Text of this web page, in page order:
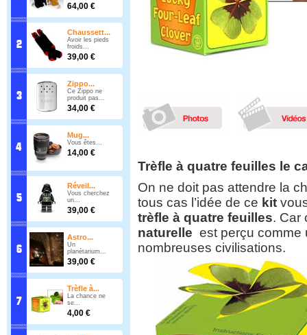
64,00 €
Chaussett...
Avoir les pieds
froids...
39,00 €
Zippo...
Ce Zippo ne
produit pas...
34,00 €
Mug...
Vous êtes...
14,00 €
Réveil...
Vous cherchez
un...
39,00 €
Astro...
Un
planétarium...
39,00 €
Trèfle à...
La chance ne
se...
4,00 €
Trèfle à quatre feuilles le
On ne doit pas attendre la
tous cas l’idée de ce kit
trèfle à quatre feuilles. Car
naturelle est perçu
nombreuses civilisations.